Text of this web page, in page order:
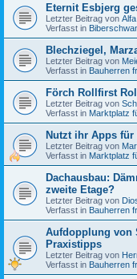
Eternit Esbjerg
Letzter Beitrag von Alfa
Verfasst in
Blechziegel,
Letzter Beitrag von
Verfasst in Bauherren
Förch Rollfirst
Letzter Beitrag von
Verfasst in Marktplatz
Nutzt ihr Apps für
Letzter Beitrag von
Verfasst in Marktplatz
Dachausbau:
zweite Etage?
Letzter Beitrag von
Verfasst in Bauherren
Aufdopplung von
Praxistipps
Letzter Beitrag von
Verfasst in Bauherren